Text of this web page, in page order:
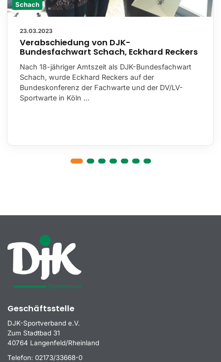
Schach
23.03.2023
Verabschiedung von DJK-
Bundesfachwart Schach, Eckhard Reckers
Nach 18-jähriger Amtszeit als DJK-Bundesfachwart
Schach, wurde Eckhard Reckers auf der
Bundeskonferenz der Fachwarte und der DV/LV-
Sportwarte in Köln …
Geschäftsstelle
DJK-Sportverband e.V.
Zum Stadtbad 31
40764 Langenfeld/Rheinland
Telefon: 02173/33668-0